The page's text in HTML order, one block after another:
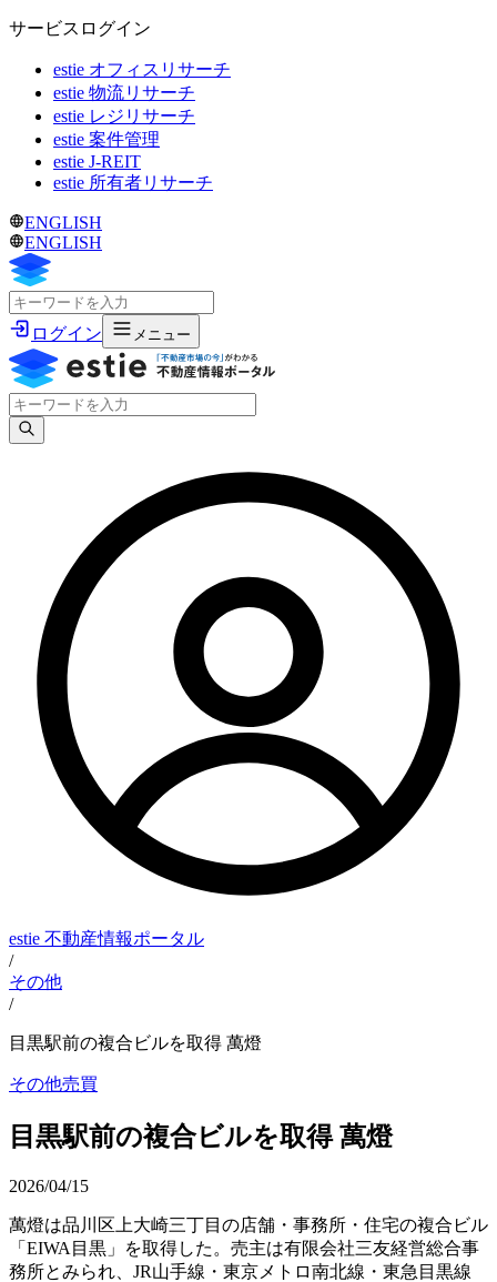
サービスログイン
estie オフィスリサーチ
estie 物流リサーチ
estie レジリサーチ
estie 案件管理
estie J-REIT
estie 所有者リサーチ
ENGLISH
ENGLISH
ログイン メニュー
estie 不動産情報ポータル
/
その他
/
目黒駅前の複合ビルを取得 萬燈
その他売買
目黒駅前の複合ビルを取得 萬燈
2026/04/15
萬燈は品川区上大崎三丁目の店舗・事務所・住宅の複合ビル
「EIWA目黒」を取得した。売主は有限会社三友経営総合事
務所とみられ、JR山手線・東京メトロ南北線・東急目黒線